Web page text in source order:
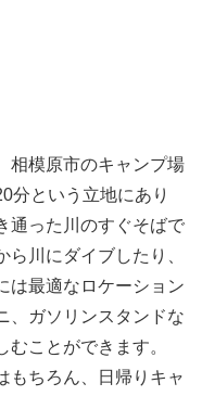
相模原市のキャンプ場
分という立地にあり
通った川のすぐそばで
川にダイブしたり、
は最適なロケーション
、ガソリンスタンドな
ことができます。
もちろん、日帰りキャ